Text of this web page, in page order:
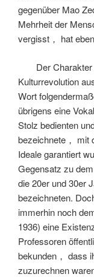
gegenüber Mao
Mehrheit der
vergisst， hat eben
Der
Kulturrevolution
Wort
übrigens eine
Stolz bedienten
bezeichnete， mit
Ideale garantiert
Gegensatz zu
die 20er und 30er
bezeichneten.
immerhin noch
1936) eine
Professoren
bekunden， dass
zuzurechnen